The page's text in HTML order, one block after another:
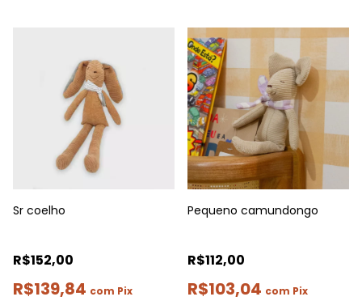
Sr coelho
R$152,00
R$139,84 com Pix
Pequeno camundongo
R$112,00
R$103,04 com Pix